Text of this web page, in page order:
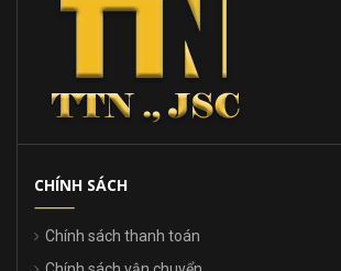
CHÍNH SÁCH
Chính sách thanh toán